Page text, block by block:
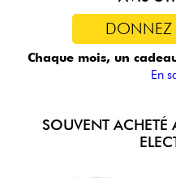
DONNEZ
Chaque mois, un
En
SOUVENT ACHETÉ